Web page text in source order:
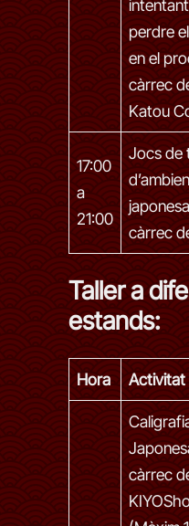
perdre
en el
càrrec
Katou
17:00
a
21:00
Jocs de
càrrec
Taller a
estands:
Hora Activitat
càrrec